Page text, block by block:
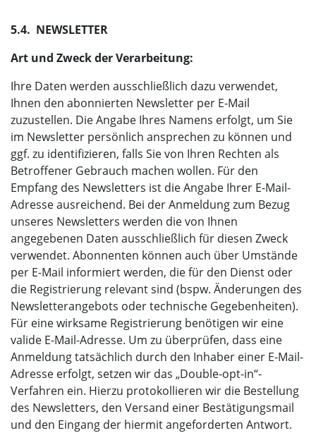
5.4. NEWSLETTER
Art und Zweck der Verarbeitung:
Ihre Daten werden ausschließlich dazu verwendet,
Ihnen den abonnierten Newsletter per E-Mail
zuzustellen. Die Angabe Ihres Namens erfolgt, um Sie
im Newsletter persönlich ansprechen zu können und
ggf. zu identifizieren, falls Sie von Ihren Rechten als
Betroffener Gebrauch machen wollen. Für den
Empfang des Newsletters ist die Angabe Ihrer E-Mail-
Adresse ausreichend. Bei der Anmeldung zum Bezug
unseres Newsletters werden die von Ihnen
angegebenen Daten ausschließlich für diesen Zweck
verwendet. Abonnenten können auch über Umstände
per E-Mail informiert werden, die für den Dienst oder
die Registrierung relevant sind (bspw. Änderungen des
Newsletterangebots oder technische Gegebenheiten).
Für eine wirksame Registrierung benötigen wir eine
valide E-Mail-Adresse. Um zu überprüfen, dass eine
Anmeldung tatsächlich durch den Inhaber einer E-Mail-
Adresse erfolgt, setzen wir das „Double-opt-in“-
Verfahren ein. Hierzu protokollieren wir die Bestellung
des Newsletters, den Versand einer Bestätigungsmail
und den Eingang der hiermit angeforderten Antwort.